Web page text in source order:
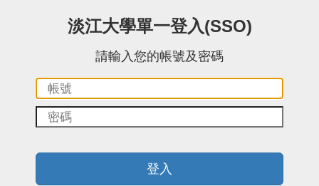
淡江大學單一登入(SSO)
請輸入您的帳號及密碼
碼：
登入